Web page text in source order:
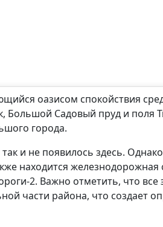
оазисом спокойствия
Большой Садовый пруд и поля
города.
и не появилось здесь.
находится железнодорожная
2. Важно отметить, что все
части района, что создает